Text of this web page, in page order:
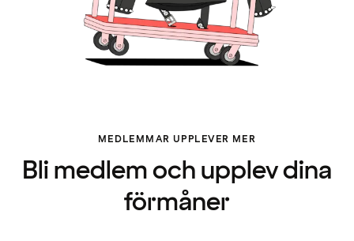
MEDLEMMAR UPPLEVER MER
Bli medlem och upplev dina
förmåner